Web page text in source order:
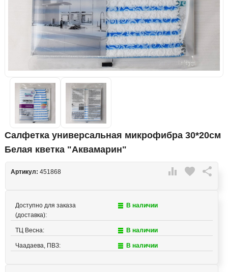
Салфетка универсальная микрофибра 30*20см
Белая кветка "Аквамарин"
 favorite 
Артикул: 451868
Доступно для заказа
(доставка):
В наличии
ТЦ Весна: В наличии
Чаадаева, ПВЗ: В наличии